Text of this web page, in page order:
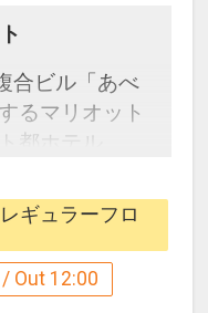
合ビル「あべ
るマリオット
都ホテル。
39階～49階の
、
景色・夜景を
けます。
ギュラーフロ
Out 12:00